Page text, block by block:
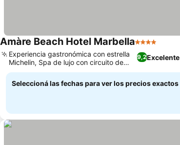
Amàre Beach Hotel Marbella4 Estrellas
9,2Excelente
Experiencia gastronómica con estrella
Michelin, Spa de lujo con circuito de
hidroterapia
Seleccioná las fechas para ver los precios exactos